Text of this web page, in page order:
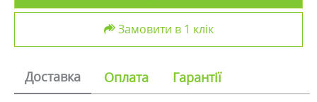
Замовити в 1 клік
Доставка Оплата Гарантії